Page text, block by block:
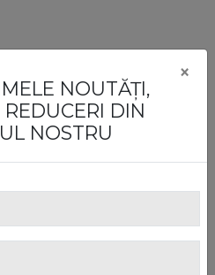
NOUTĂȚI,
REDUCERI DIN
NOSTRU
×